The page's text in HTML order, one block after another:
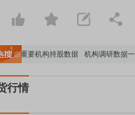
重要机构持股数据 机构调研数据一览
行情